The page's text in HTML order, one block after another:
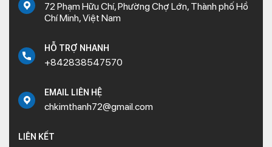
72 Phạm Hữu Chí, Phường Chợ Lớn, Thành phố Hồ
Chí Minh, Việt Nam
HỖ TRỢ NHANH
+842838547570
EMAIL LIÊN HỆ
chkimthanh72@gmail.com
LIÊN KẾT